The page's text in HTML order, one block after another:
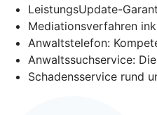
LeistungsUpdate-
Mediationsverfahren
Anwaltstelefon:
Anwaltssuchservice:
Schadensservice rund